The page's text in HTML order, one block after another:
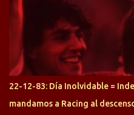
préstamo allí durante el último
gran manera, convirtiendo
copa sudamericana. Pero no
rendimiento que ha producido
jugaron en Defensa y ahora
Gastón Togni y Domingo
futbolísticamente hablando en
ejemplo, el caso de Mingo llego
22-12-83: Día Inolvidable =
mandamos a Racing al